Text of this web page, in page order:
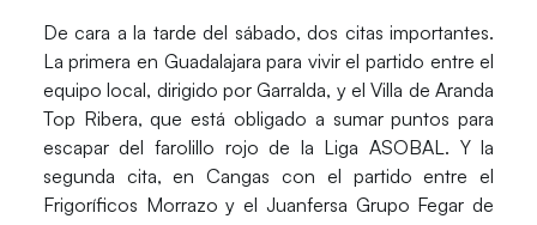
De cara a la tarde del sábado, dos citas importantes.
La primera en Guadalajarapara vivir el partido entre el
equipo local, dirigido por Garralda, y elVilla de Aranda
Top Ribera, que está obligado a sumar puntos para
escapar del farolillo rojo de la Liga ASOBAL. Y la
segunda cita, en Cangas con el partido entre el
Frigoríficos Morrazo y el Juanfersa Grupo Fegar de